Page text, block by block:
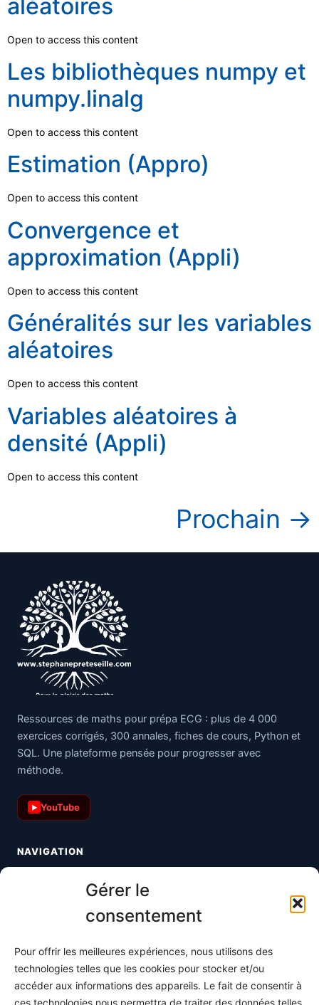
Gérer le
consentement
Pour offrir les meilleures expériences, nous utilisons des
technologies telles que les cookies pour stocker et/ou
accéder aux informations des appareils. Le fait de consentir à
ces technologies nous permettra de traiter des données telles
aléatoires
Open to access this content
Les bibliothèques numpy et
numpy.linalg
Open to access this content
Estimation (Appro)
Open to access this content
Convergence et
approximation (Appli)
Open to access this content
Généralités sur les variables
aléatoires
Open to access this content
Variables aléatoires à
densité (Appli)
Open to access this content
Prochain →
Ressources de maths pour prépa ECG : plus de 4 000
exercices corrigés, 300 annales, fiches de cours, Python et
SQL. Une plateforme pensée pour progresser avec
méthode.
▶ YouTube
NAVIGATION
S'abonner
À propos